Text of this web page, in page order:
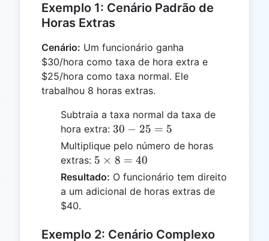
Exemplo 1: Cenário Padrão de
Horas Extras
Cenário: Um funcionário ganha
$30/hora como taxa de hora extra e
$25/hora como taxa normal. Ele
trabalhou 8 horas extras.
Subtraia a taxa normal da taxa de
hora extra: 30
-
25
5
30 − 25 = 5
Multiplique pelo número de horas
extras: 5
\times
8 =
5 × 8 = 40
Resultado: O funcionário tem direito
a um adicional de horas extras de
$40.
Exemplo 2: Cenário Complexo